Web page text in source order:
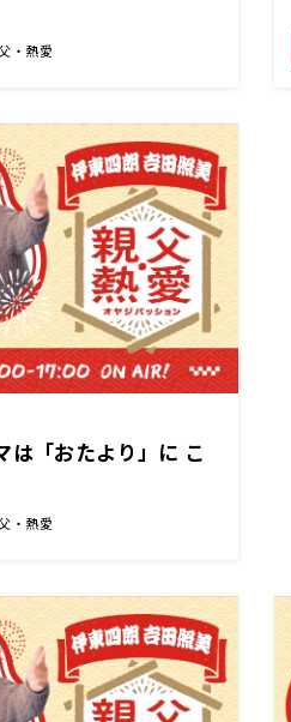
・熱愛
は「おたより」に こ
・熱愛